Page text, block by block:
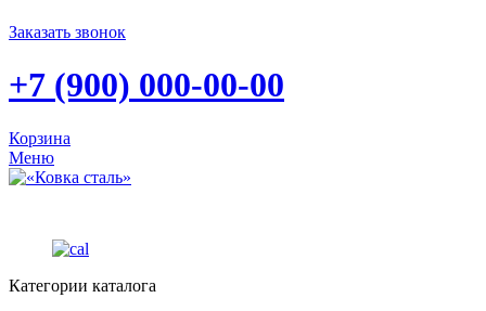
Заказать звонок
+7 (900) 000-00-00
Корзина
Меню
Категории каталога